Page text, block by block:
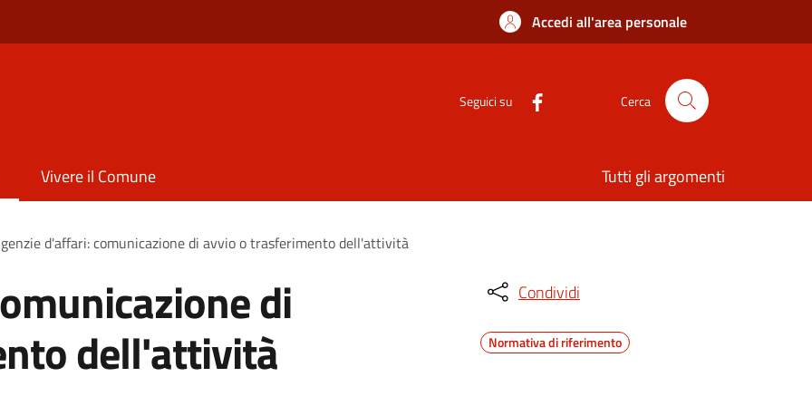
Accedi all'area personale
Seguici su Cerca
Vivere il Comune Tutti gli argomenti
d'affari: comunicazione di avvio o trasferimento dell'attività
di
dell'attività
Condividi
Normativa di riferimento